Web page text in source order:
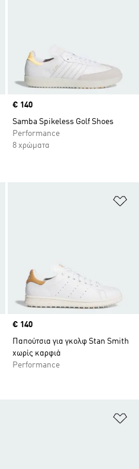
Price
€ 140
Samba Spikeless Golf Shoes
Performance
8 χρώματα
Προσθήκη στη Λίστα Επιθυμιών
Price
€ 140
Παπούτσια για γκολφ Stan Smith
χωρίς καρφιά
Performance